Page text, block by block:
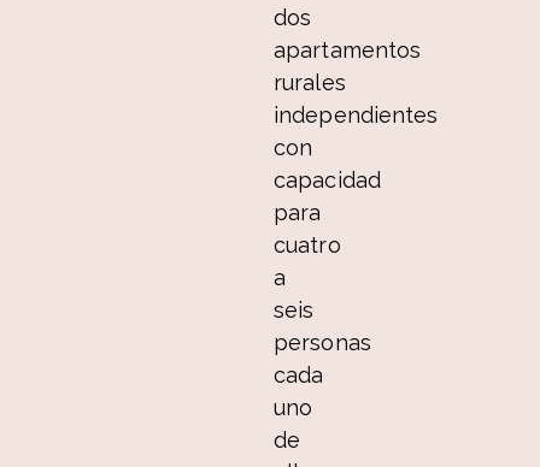
dos
apartamentos
rurales
independientes
con
capacidad
para
cuatro
a
seis
personas
cada
uno
de